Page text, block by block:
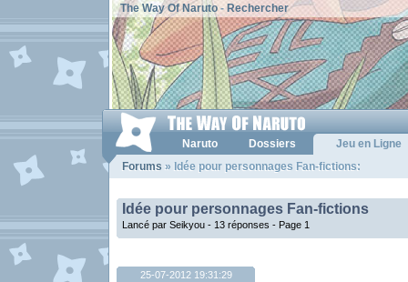
The Way Of Naruto- Rechercher
Naruto Dossiers
Jeu en Ligne
Forums » Idée pour personnages Fan-fictions:
Idée pour personnages Fan-fictions
Lancé par Seikyou - 13 réponses - Page 1
25-07-2012 19:31:29